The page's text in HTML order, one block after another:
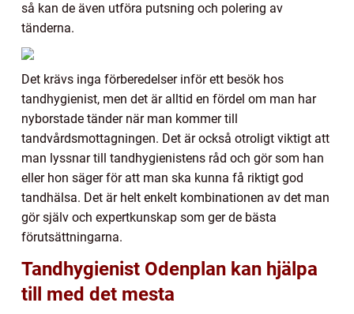
så kan de även utföra putsning och polering av
tänderna.
Det krävs inga förberedelser inför ett besök hos
tandhygienist, men det är alltid en fördel om man har
nyborstade tänder när man kommer till
tandvårdsmottagningen. Det är också otroligt viktigt att
man lyssnar till tandhygienistens råd och gör som han
eller hon säger för att man ska kunna få riktigt god
tandhälsa. Det är helt enkelt kombinationen av det man
gör själv och expertkunskap som ger de bästa
förutsättningarna.
Tandhygienist Odenplan kan hjälpa
till med det mesta